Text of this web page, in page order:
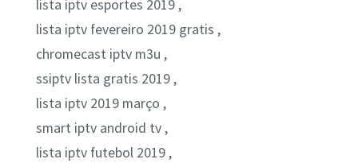
lista iptv esportes 2019 ,
lista iptv fevereiro 2019 gratis ,
chromecast iptv m3u ,
ssiptv lista gratis 2019 ,
lista iptv 2019 março ,
smart iptv android tv ,
lista iptv futebol 2019 ,